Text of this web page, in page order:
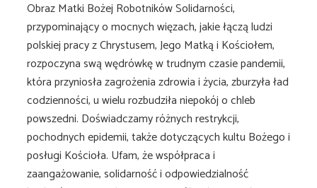
Obraz Matki Bożej Robotników Solidarności,
przypominający o mocnych więzach, jakie łączą ludzi
polskiej pracy z Chrystusem, Jego Matką i Kościołem,
rozpoczyna swą wędrówkę w trudnym czasie pandemii,
która przyniosła zagrożenia zdrowia i życia, zburzyła ład
codzienności, u wielu rozbudziła niepokój o chleb
powszedni. Doświadczamy różnych restrykcji,
pochodnych epidemii, także dotyczących kultu Bożego i
posługi Kościoła. Ufam, że współpraca i
zaangażowanie, solidarność i odpowiedzialność